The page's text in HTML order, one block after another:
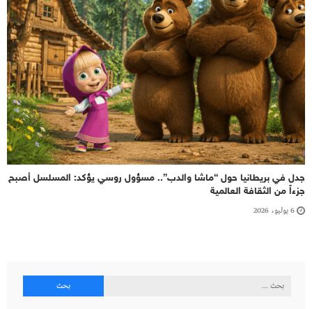
جدل في بريطانيا حول “ماشا والدب”.. مسؤول روسي يؤكد: المسلسل أصبح
جزءاً من الثقافة العالمية
6 يوليو، 2026
البحث